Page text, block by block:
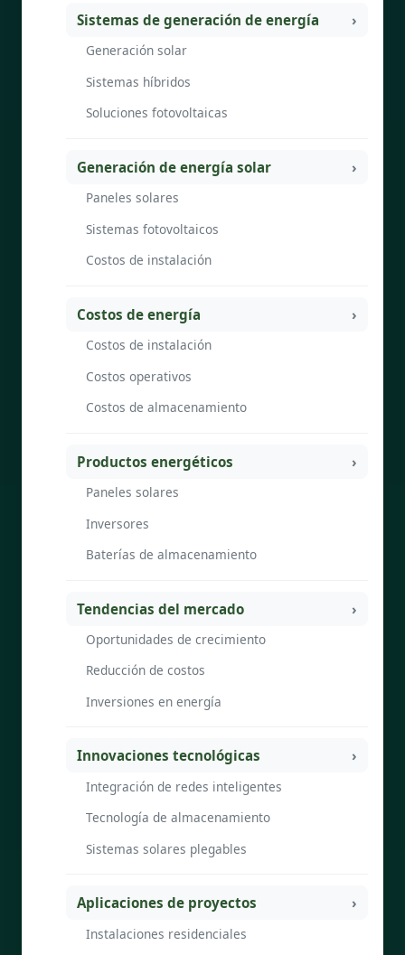
Sistemas de generación de energía
Generación solar
Sistemas híbridos
Soluciones fotovoltaicas
Generación de energía solar
Paneles solares
Sistemas fotovoltaicos
Costos de instalación
Costos de energía
Costos de instalación
Costos operativos
Costos de almacenamiento
Productos energéticos
Paneles solares
Inversores
Baterías de almacenamiento
Tendencias del mercado
Oportunidades de crecimiento
Reducción de costos
Inversiones en energía
Innovaciones tecnológicas
Integración de redes inteligentes
Tecnología de almacenamiento
Sistemas solares plegables
Aplicaciones de proyectos
Instalaciones residenciales